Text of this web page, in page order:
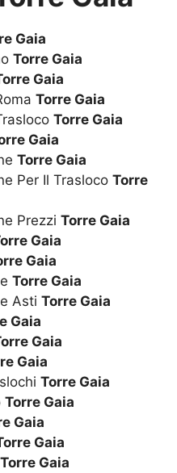
Gaia
Torre Gaia
Gaia
Torre Gaia
Torre Gaia
Gaia
Torre Gaia
Per Il Trasloco Torre
Prezzi Torre Gaia
Gaia
Gaia
Torre Gaia
Asti Torre Gaia
Gaia
Gaia
Gaia
Torre Gaia
Torre Gaia
Gaia
Gaia
Torre Gaia